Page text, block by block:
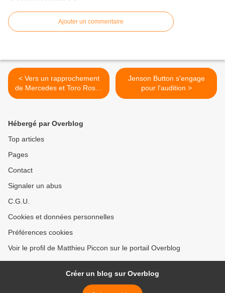
Ajouter un commentaire
< Vers un rapprochement
de Mercedes et Toro Rosso
?
Jenson Button s'engage
pour l'audition >
Hébergé par Overblog
Top articles
Pages
Contact
Signaler un abus
C.G.U.
Cookies et données personnelles
Préférences cookies
Voir le profil de Matthieu Piccon sur le portail Overblog
Créer un blog sur Overblog